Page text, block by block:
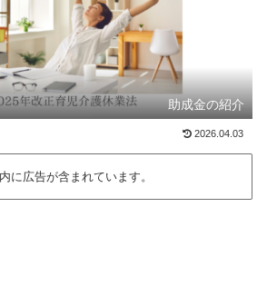
助成金の紹介
2026.04.03
に広告が含まれています。